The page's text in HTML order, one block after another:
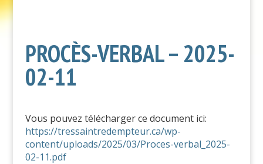
PROCÈS-VERBAL – 2025-
02-11
Vous pouvez télécharger ce document ici:
https://tressaintredempteur.ca/wp-
content/uploads/2025/03/Proces-verbal_2025-
02-11.pdf